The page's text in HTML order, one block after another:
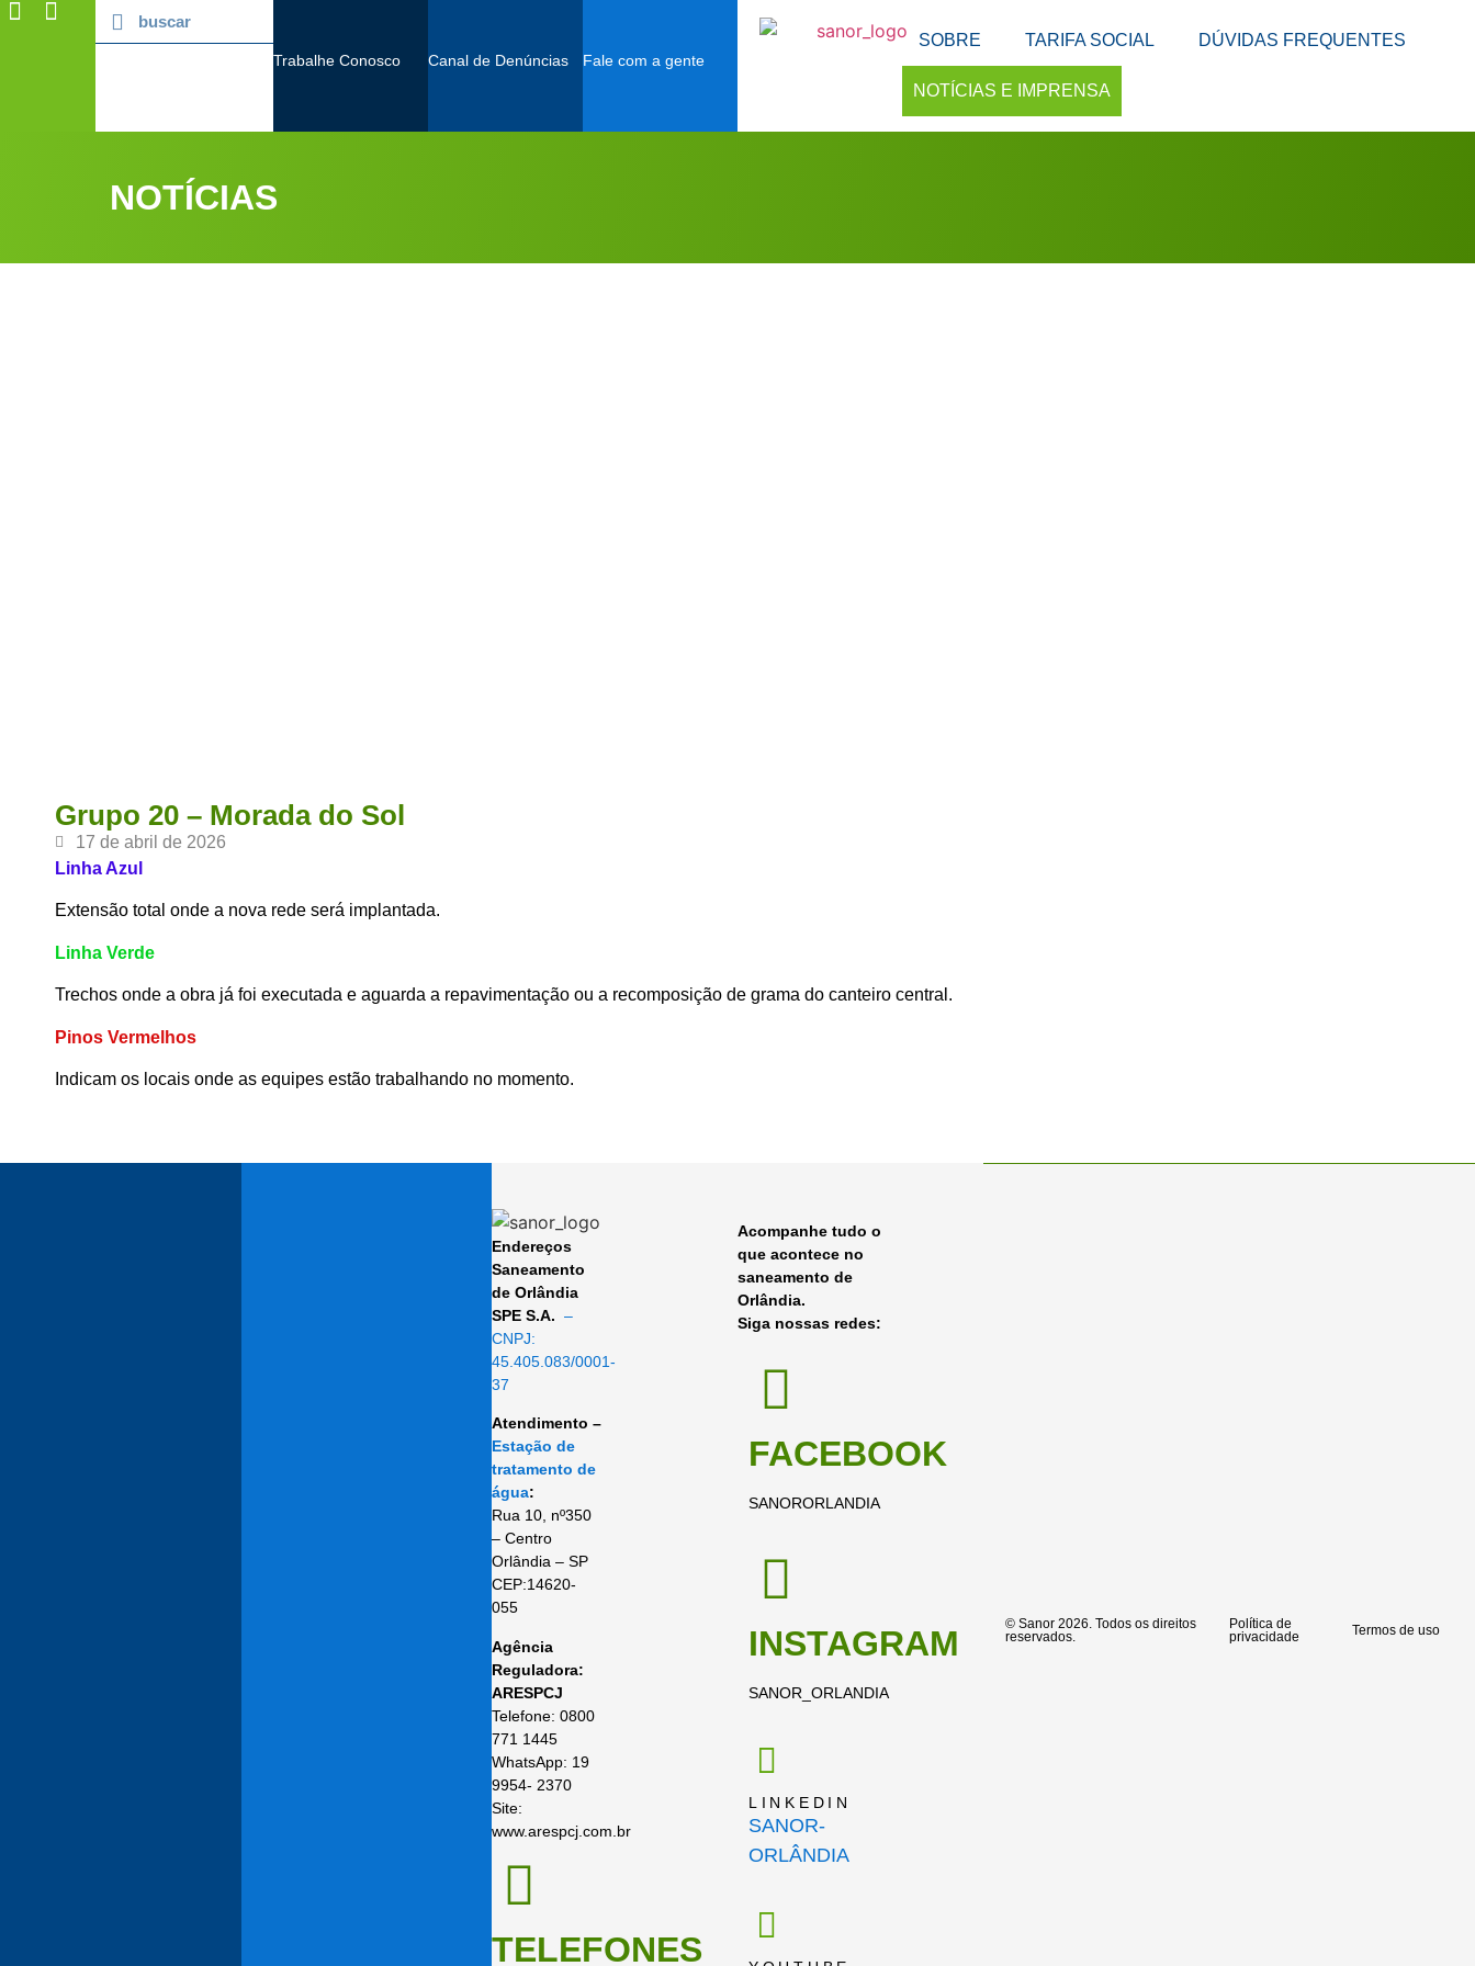
Trabalhe Conosco Canal de Denúncias Fale com a gente
SOBRE TARIFA SOCIAL DÚVIDAS FREQUENTES
NOTÍCIAS E IMPRENSA
NOTÍCIAS
Grupo 20 – Morada do Sol
17 de abril de 2026
Linha Azul
Extensão total onde a nova rede será implantada.
Linha Verde
Trechos onde a obra já foi executada e aguarda a repavimentação ou a recomposição de grama do canteiro central.
Pinos Vermelhos
Indicam os locais onde as equipes estão trabalhando no momento.
Endereços
Saneamento
de Orlândia
SPE S.A. –
CNPJ:
45.405.083/0001-
37
Atendimento –
Estação de
tratamento de
água:
Rua 10, nº350
– Centro
Orlândia – SP
CEP:14620-
055
Agência
Reguladora:
ARESPCJ
Telefone: 0800
771 1445
WhatsApp: 19
9954- 2370
Site:
www.arespcj.com.br
TELEFONES
Acompanhe tudo o
que acontece no
saneamento de
Orlândia.
Siga nossas redes:
FACEBOOK
SANORORLANDIA
INSTAGRAM
SANOR_ORLANDIA
LINKEDIN
SANOR-
ORLÂNDIA
© Sanor 2026. Todos os direitos
reservados.
Política de
privacidade
Termos de uso